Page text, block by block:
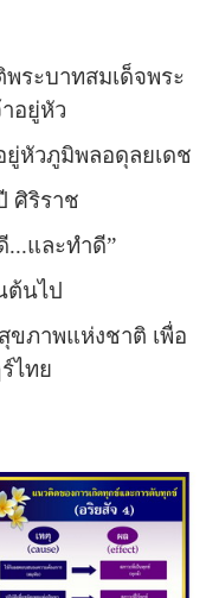
ระบาทสมเด็จพระ
อยู่หัว
ยู่หัวภูมิพลอดุลยเดช
ศิริราช
และทำดี”
ต้นไป
ภาพแห่งชาติ เพื่อ
ไทย